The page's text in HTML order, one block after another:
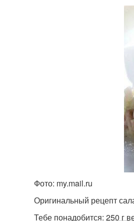
Фото: my.mail.ru
Оригинальный рецепт
Тебе понадобится: 250 г